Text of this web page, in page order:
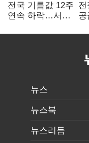
전국 기름값 12주
연속 하락…서울
전
공
정
뉴스
뉴스북
뉴스리듬